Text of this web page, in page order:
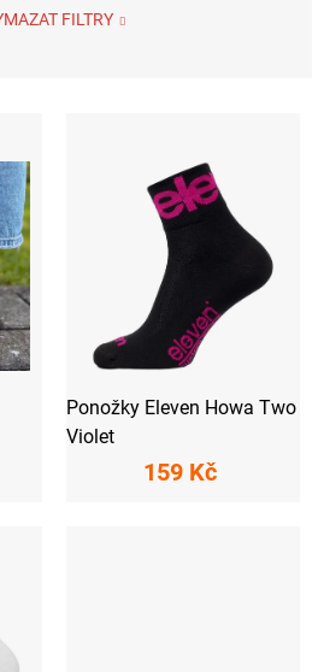
FILTRY
Ponožky Eleven Howa Two
Violet
159 Kč